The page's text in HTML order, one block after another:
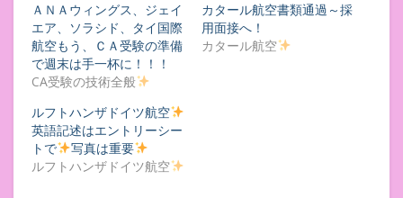
ＡＮＡウィングス、ジェイ
エア、ソラシド、タイ国際
航空もう、ＣＡ受験の準備
で週末は手一杯に！！！
CA受験の技術全般
カタール航空書類通過～採
用面接へ！
カタール航空
ルフトハンザドイツ航空
英語記述はエントリーシー
トで
写真は重要
ルフトハンザドイツ航空